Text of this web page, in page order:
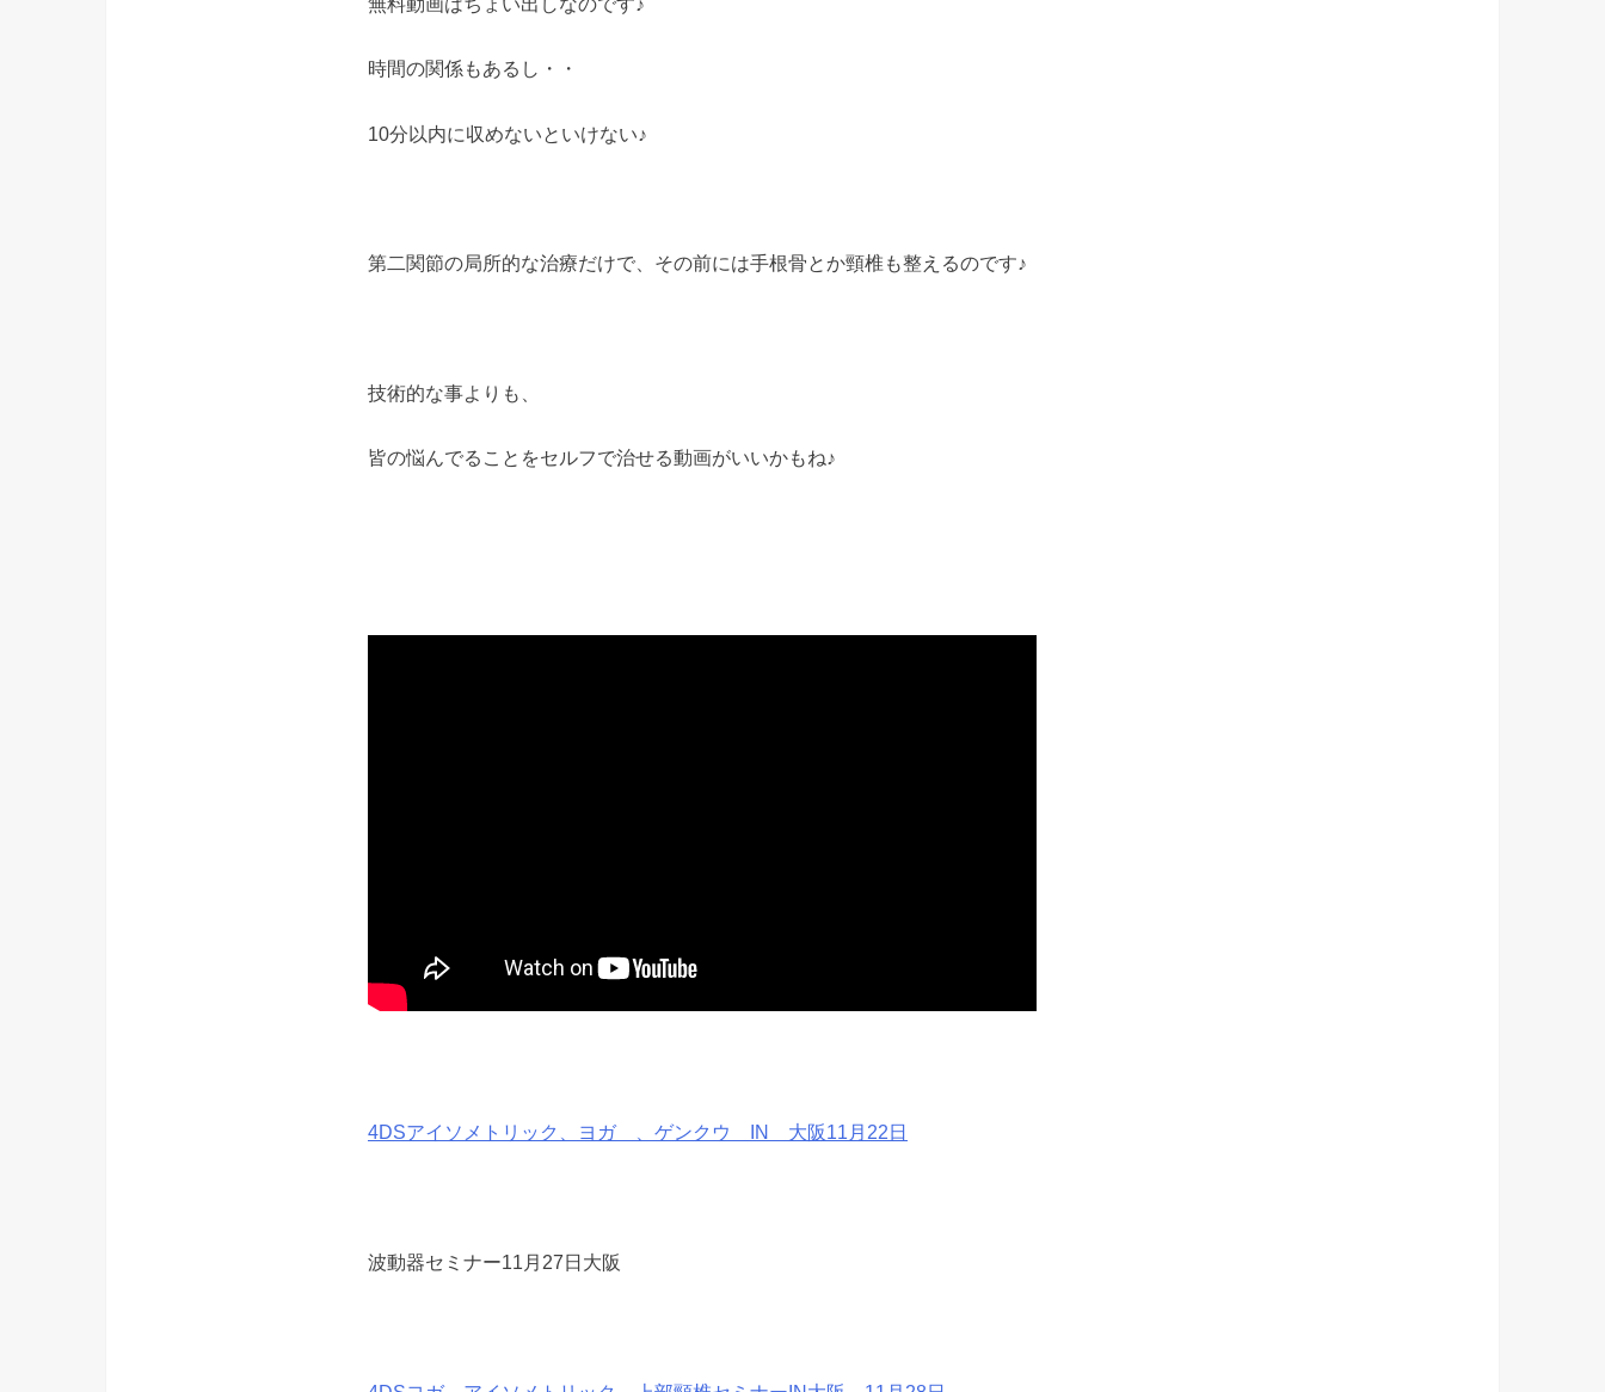
時間の関係もあるし・・
10分以内に収めないといけない♪
第二関節の局所的な治療だけで、その前には手根骨とか頸椎も整えるのです♪
技術的な事よりも、
皆の悩んでることをセルフで治せる動画がいいかもね♪
4DSアイソメトリック、ヨガ 、ゲンクウ IN 大阪11月22日
波動器セミナー11月27日大阪